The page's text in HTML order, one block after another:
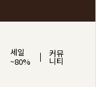
세일
~80%
커뮤
니티